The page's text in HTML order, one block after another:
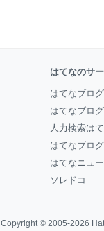
はてなのサ
はてなブログ
はてなブロ
人力検索は
はてなブロ
はてなニュ
ソレドコ
Copyright © 2005-2026